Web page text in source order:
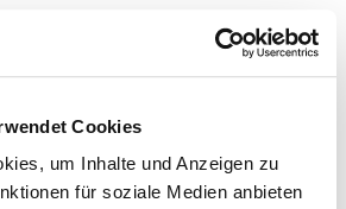
Cookies
um Inhalte und Anzeigen zu
für soziale Medien anbieten